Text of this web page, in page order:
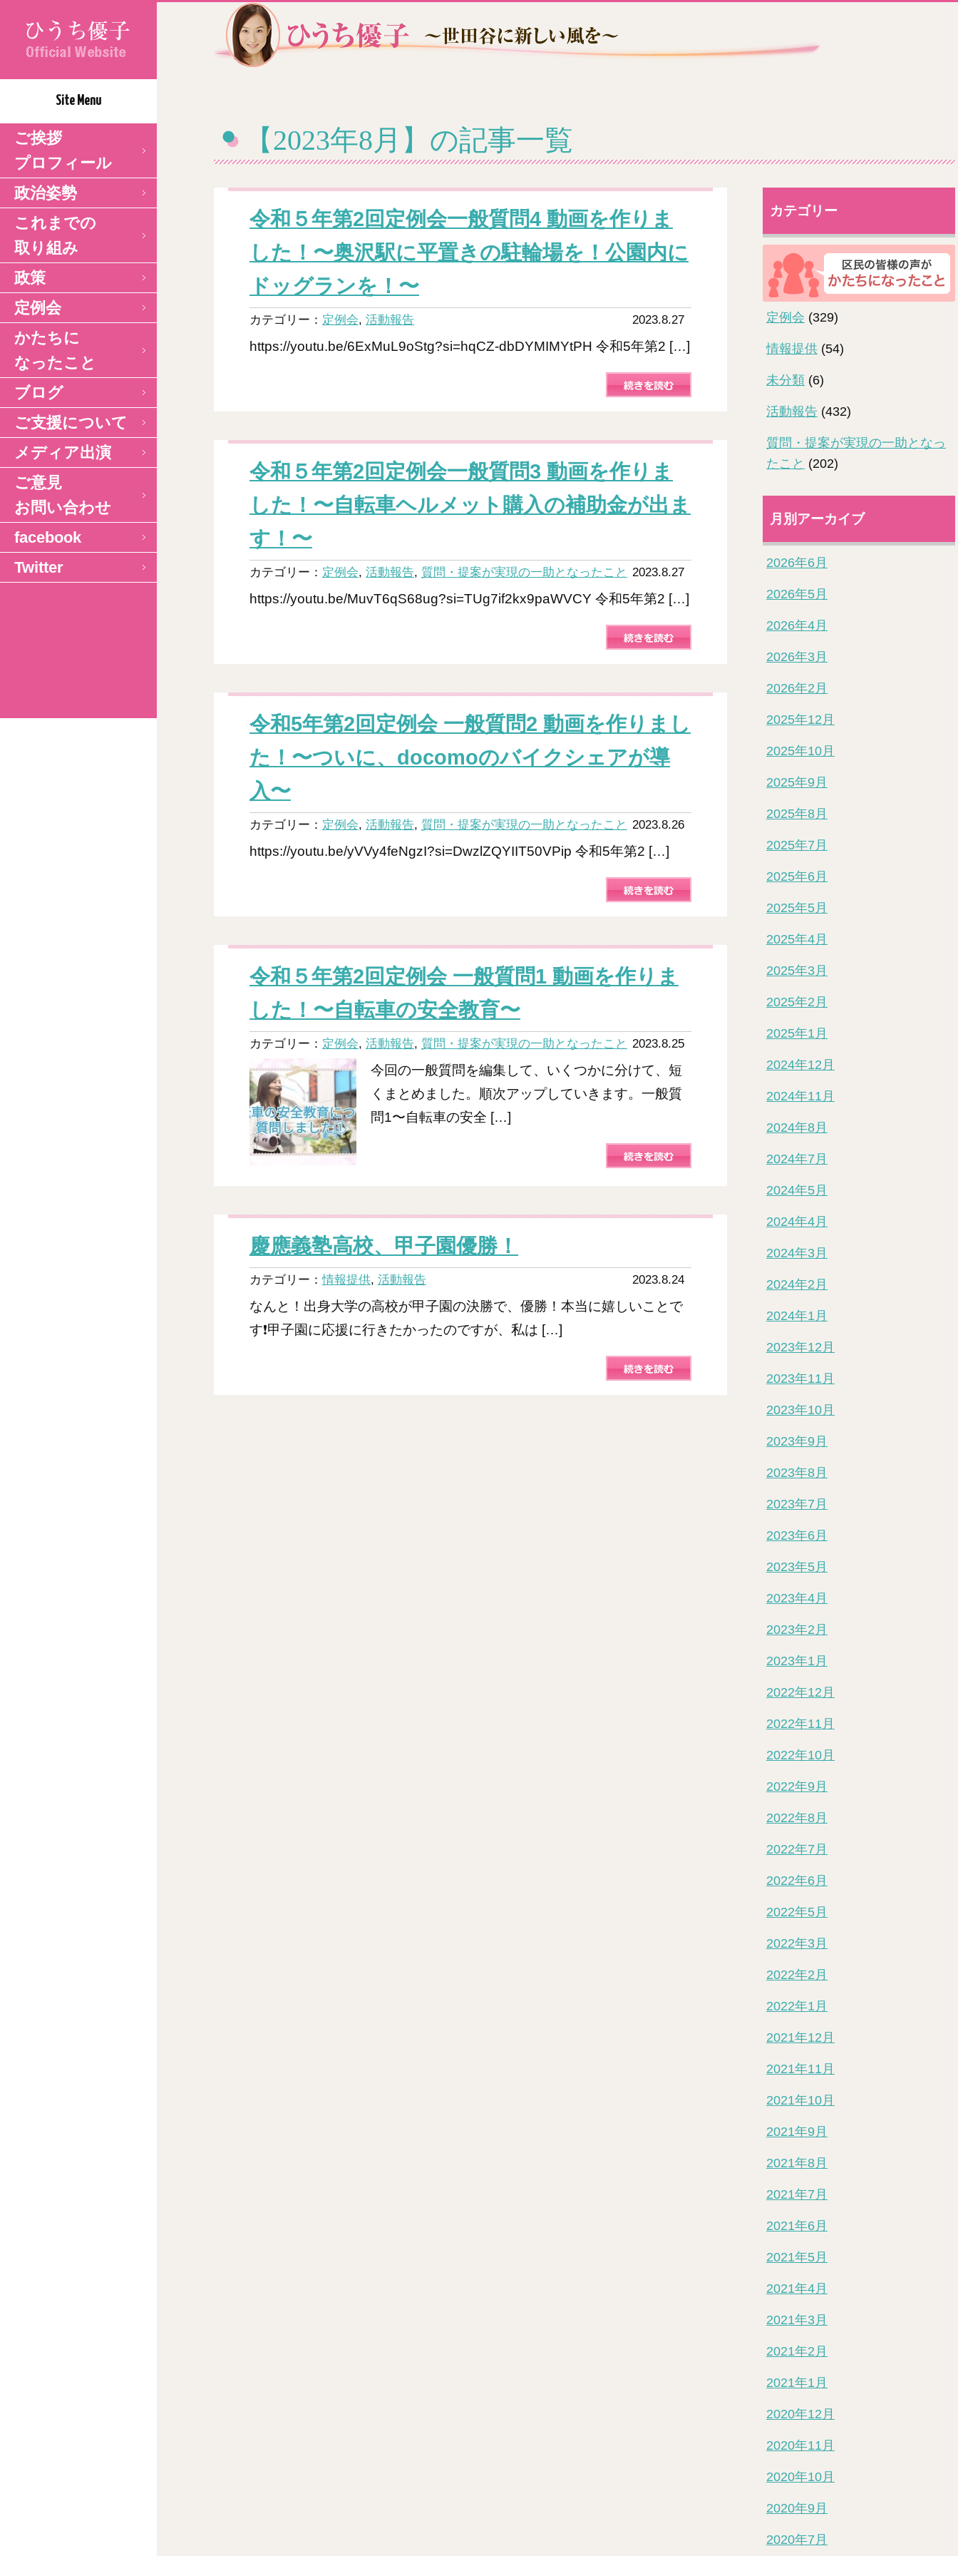
Site Menu
ご挨拶
プロフィール
政治姿勢
これまでの
取り組み
政策
定例会
かたちに
なったこと
ブログ
ご支援について
メディア出演
ご意見
お問い合わせ
facebook
Twitter
【2023年8月】の記事一覧
令和５年第2回定例会一般質問4 動画を作りま
した！〜奥沢駅に平置きの駐輪場を！公園内に
ドッグランを！〜
カテゴリー： 定例会, 活動報告 2023.8.27
https://youtu.be/6ExMuL9oStg?si=hqCZ-dbDYMIMYtPH 令和5年第2 […]
令和５年第2回定例会一般質問3 動画を作りま
した！〜自転車ヘルメット購入の補助金が出ま
す！〜
カテゴリー： 定例会, 活動報告, 質問・提案が実現の一助となったこと 2023.8.27
https://youtu.be/MuvT6qS68ug?si=TUg7if2kx9paWVCY 令和5年第2 […]
令和5年第2回定例会 一般質問2 動画を作りまし
た！〜ついに、docomoのバイクシェアが導
入〜
カテゴリー： 定例会, 活動報告, 質問・提案が実現の一助となったこと 2023.8.26
https://youtu.be/yVVy4feNgzI?si=DwzlZQYIIT50VPip 令和5年第2 […]
令和５年第2回定例会 一般質問1 動画を作りま
した！〜自転車の安全教育〜
カテゴリー： 定例会, 活動報告, 質問・提案が実現の一助となったこと 2023.8.25
今回の一般質問を編集して、いくつかに分けて、短
くまとめました。順次アップしていきます。一般質
問1〜自転車の安全 […]
慶應義塾高校、甲子園優勝！
カテゴリー：情報提供, 活動報告 2023.8.24
なんと！出身大学の高校が甲子園の決勝で、優勝！本当に嬉しいことで
す❗️甲子園に応援に行きたかったのですが、私は […]
カテゴリー
定例会 (329)
情報提供 (54)
未分類 (6)
活動報告 (432)
質問・提案が実現の一助となっ
たこと (202)
月別アーカイブ
2026年6月
2026年5月
2026年4月
2026年3月
2026年2月
2025年12月
2025年10月
2025年9月
2025年8月
2025年7月
2025年6月
2025年5月
2025年4月
2025年3月
2025年2月
2025年1月
2024年12月
2024年11月
2024年8月
2024年7月
2024年5月
2024年4月
2024年3月
2024年2月
2024年1月
2023年12月
2023年11月
2023年10月
2023年9月
2023年8月
2023年7月
2023年6月
2023年5月
2023年4月
2023年2月
2023年1月
2022年12月
2022年11月
2022年10月
2022年9月
2022年8月
2022年7月
2022年6月
2022年5月
2022年3月
2022年2月
2022年1月
2021年12月
2021年11月
2021年10月
2021年9月
2021年8月
2021年7月
2021年6月
2021年5月
2021年4月
2021年3月
2021年2月
2021年1月
2020年12月
2020年11月
2020年10月
2020年9月
2020年7月